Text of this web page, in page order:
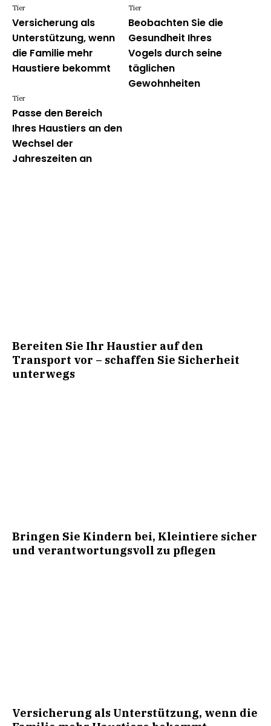
Versicherung als
Unterstützung, wenn
die Familie mehr
Haustiere bekommt
Tier
Beobachten Sie die
Gesundheit Ihres
Vogels durch seine
täglichen
Gewohnheiten
Tier
Passe den Bereich
Ihres Haustiers an den
Wechsel der
Jahreszeiten an
Tier
Bereiten Sie Ihr Haustier auf den
Transport vor – schaffen Sie Sicherheit
unterwegs
Bringen Sie Kindern bei, Kleintiere sicher
und verantwortungsvoll zu pflegen
Versicherung als Unterstützung, wenn die